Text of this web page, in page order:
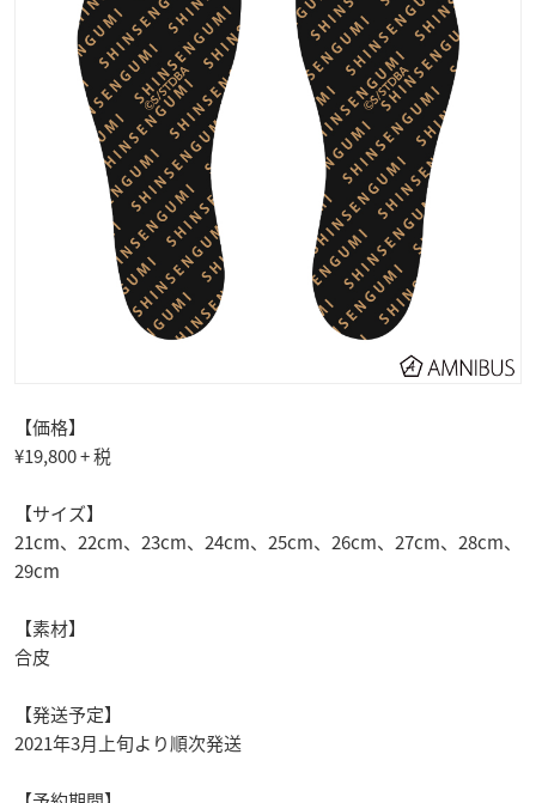
【価格】
¥19,800 + 税
【サイズ】
21cm、22cm、23cm、24cm、25cm、26cm、27cm、28cm、
29cm
【素材】
合皮
【発送予定】
2021年3月上旬より順次発送